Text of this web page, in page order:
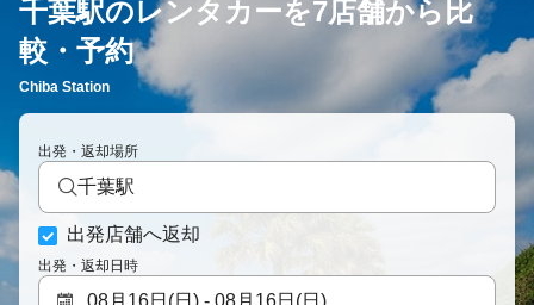
千葉駅のレンタカーを7店舗から比
較・予約
Chiba Station
出発・返却場所
千葉駅
出発店舗へ返却
出発・返却日時